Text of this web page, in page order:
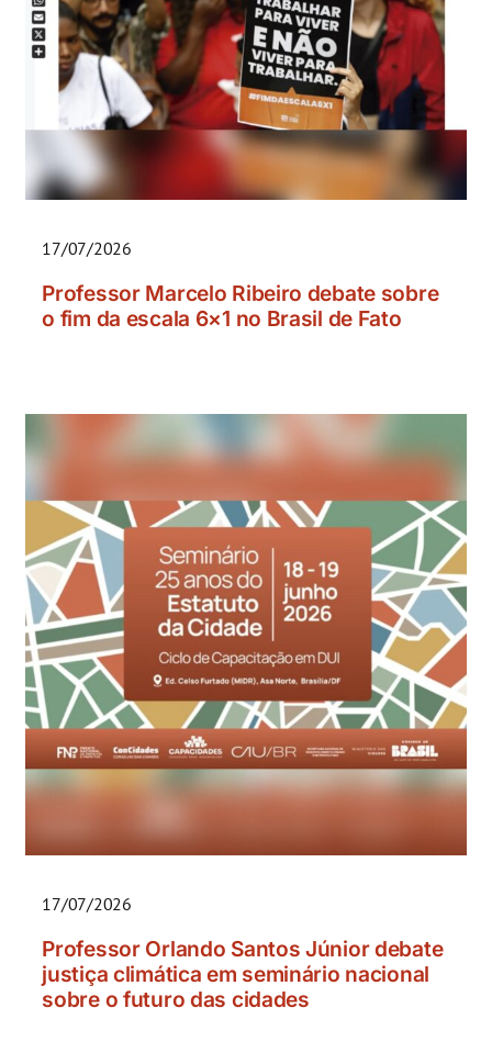
17/07/2026
Professor Marcelo Ribeiro debate sobre
o fim da escala 6×1 no Brasil de Fato
17/07/2026
Professor Orlando Santos Júnior debate
justiça climática em seminário nacional
sobre o futuro das cidades